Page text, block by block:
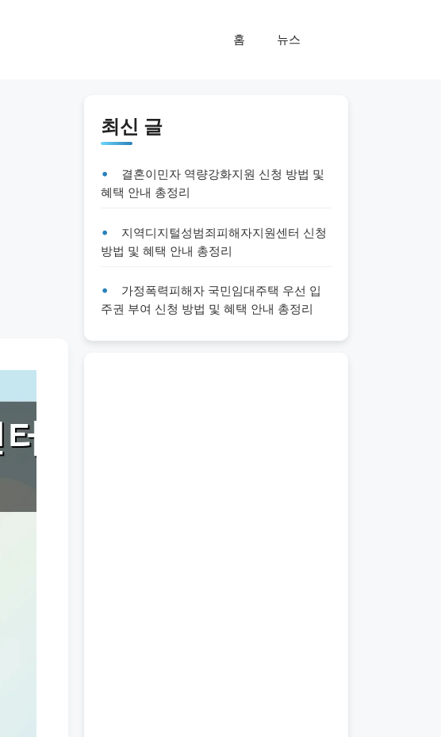
홈 뉴스
최신 글
결혼이민자 역량강화지원 신청 방법 및
혜택 안내 총정리
지역디지털성범죄피해자지원센터 신청
방법 및 혜택 안내 총정리
가정폭력피해자 국민임대주택 우선 입
주권 부여 신청 방법 및 혜택 안내 총정리